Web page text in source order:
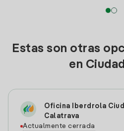
Estas son otras
en
Oficina Iberdrola
Calatrava
Actualmente cerrada